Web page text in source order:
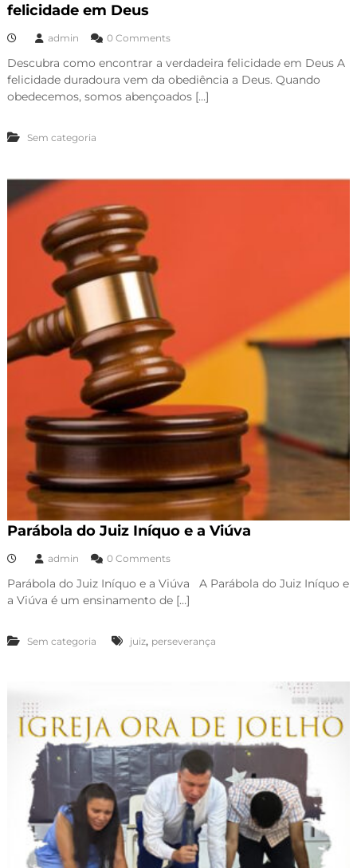
felicidade em Deus
admin 0 Comments
Descubra como encontrar a verdadeira felicidade em Deus A
felicidade duradoura vem da obediência a Deus. Quando
obedecemos, somos abençoados […]
Sem categoria
Parábola do Juiz Iníquo e a Viúva
admin 0 Comments
Parábola do Juiz Iníquo e a Viúva A Parábola do Juiz Iníquo e
a Viúva é um ensinamento de […]
Sem categoria juiz, perseverança